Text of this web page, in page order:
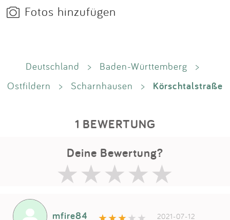
Fotos hinzufügen
Deutschland > Baden-Württemberg
>
Ostfildern
> Scharnhausen > Körschtalstraße
1 BEWERTUNG
Deine Bewertung?
mfire84 2021-07-12